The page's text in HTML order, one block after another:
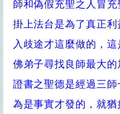
師和偽假充聖之人冒
掛上法台是為了真正
入歧途才這麼做的，
佛弟子尋找良師最大
證書之聖德是經過三
為是事實才發的，就